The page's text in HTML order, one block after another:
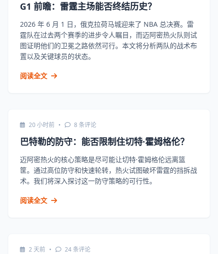
G1 前瞻：雷霆主场能否终结历史？
2026 年 6 月 1 日，俄克拉荷马城迎来了 NBA 总决赛。雷
霆队在过去两个赛季的进步令人瞩目，而迈阿密热火队则试
图证明他们的卫冕之路依然可行。本文将分析两队的战术布
置以及关键球员的状态。
阅读全文
20 小时前 • 8 条评论
巴特勒的防守：能否限制住切特·霍姆格伦？
迈阿密热火的核心策略是尽可能让切特·霍姆格伦远离篮
筐。通过高位防守和快速轮转，热火试图破坏雷霆的挡拆战
术。我们将深入探讨这一防守策略的可行性。
阅读全文
2 天前 • 24 条评论